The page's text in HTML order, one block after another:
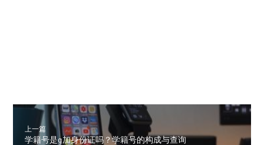
上一篇
学籍号是g加身份证吗？学籍号的构成与查询